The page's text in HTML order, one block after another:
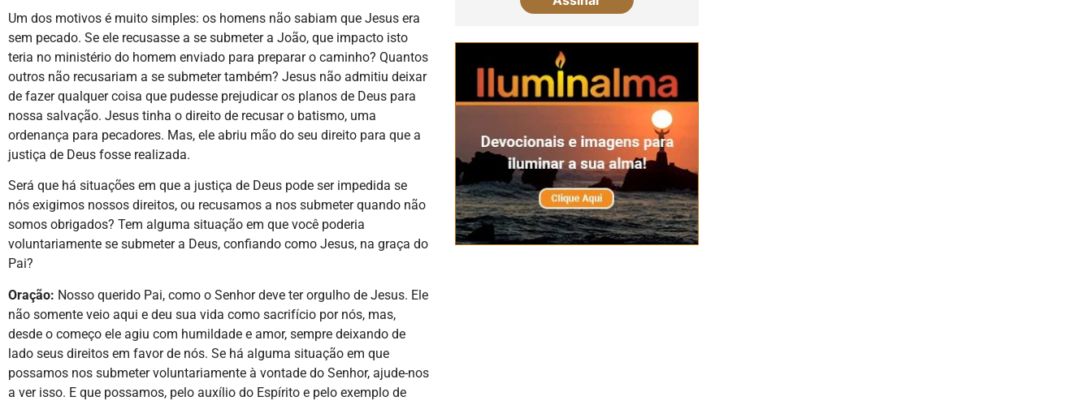
Um dos motivos é muito simples: os homens não sabiam que Jesus era
sem pecado. Se ele recusasse a se submeter a João, que impacto isto
teria no ministério do homem enviado para preparar o caminho? Quantos
outros não recusariam a se submeter também? Jesus não admitiu deixar
de fazer qualquer coisa que pudesse prejudicar os planos de Deus para
nossa salvação. Jesus tinha o direito de recusar o batismo, uma
ordenança para pecadores. Mas, ele abriu mão do seu direito para que a
justiça de Deus fosse realizada.
Será que há situações em que a justiça de Deus pode ser impedida se
nós exigimos nossos direitos, ou recusamos a nos submeter quando não
somos obrigados? Tem alguma situação em que você poderia
voluntariamente se submeter a Deus, confiando como Jesus, na graça do
Pai?
Oração: Nosso querido Pai, como o Senhor deve ter orgulho de Jesus. Ele
não somente veio aqui e deu sua vida como sacrifício por nós, mas,
desde o começo ele agiu com humildade e amor, sempre deixando de
lado seus direitos em favor de nós. Se há alguma situação em que
possamos nos submeter voluntariamente à vontade do Senhor, ajude-nos
a ver isso. E que possamos, pelo auxílio do Espírito e pelo exemplo de